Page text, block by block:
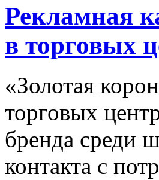
Рекламная
в торговых
«Золотая
торговых
бренда среди
контакта с